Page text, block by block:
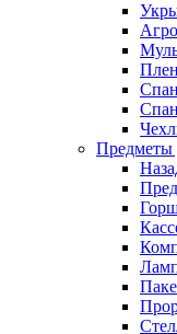
Предметы